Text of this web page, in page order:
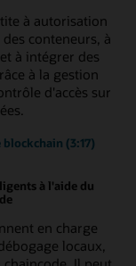
à autorisation
conteneurs, à
à intégrer des
à la gestion
d'accès sur
(3:17)
à l'aide du
en charge
locaux,